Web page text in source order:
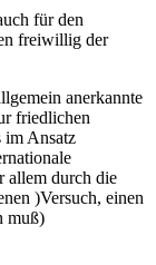
für den
freiwillig der
anerkannte
friedlichen
im Ansatz
allem durch die
)Versuch, einen
muß)